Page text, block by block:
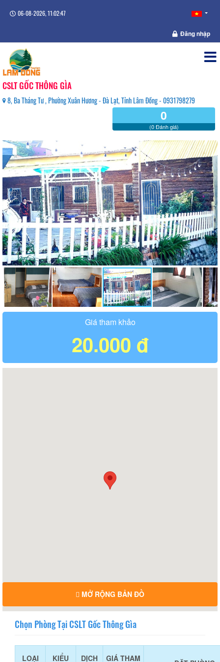
06-08-2026, 11:02:47
Đăng nhập
CSLT GỐC THÔNG GÌA
8, Ba Tháng Tư , Phường Xuân Hương - Đà Lạt, Tỉnh Lâm Đồng - 0931798279
0
(0 Đánh giá)
Giá tham khảo
20.000 đ
MỞ RỘNG BẢN ĐỒ
Chọn Phòng Tại CSLT Gốc Thông Gìa
LOẠI
KIỂU
DỊCH
GIÁ THAM